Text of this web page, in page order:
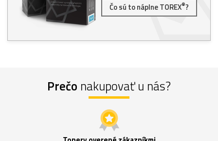
Čo sú to náplne TOREX®?
Prečo nakupovať u nás?